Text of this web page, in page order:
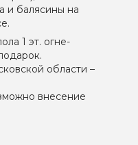
и балясины на
1 эт. огне-
области –
внесение